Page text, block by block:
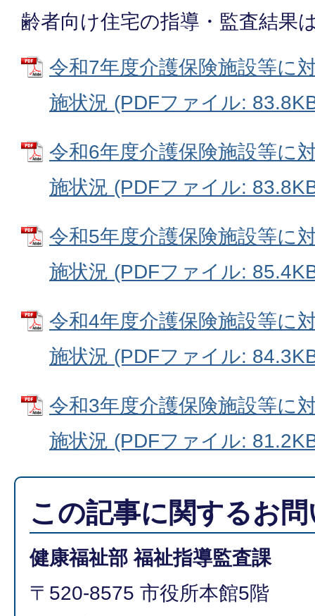
齢者向け住宅の指導・監査結果
令和7年度介護保険施設等に
施状況 (PDFファイル:
令和6年度介護保険施設等に
施状況 (PDFファイル:
令和5年度介護保険施設等に
施状況 (PDFファイル:
令和4年度介護保険施設等に
施状況 (PDFファイル:
令和3年度介護保険施設等に
施状況 (PDFファイル:
この記事に関するお
健康福祉部 福祉指導監査課
〒520-8575 市役所本館5階